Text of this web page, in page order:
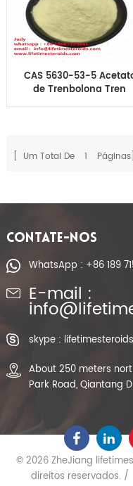
CAS 5630-53-5
de Trenbolona Tren
Ace Aumento
[ Um Total De 1 Páginas]
CONTATE-NOS
WhatsApp : +86 189
E-mail :
skype : lifetimesteroids
About 250 meters
Park Road, Qiantang
© 2026 ZheJiang
direitos reservados. /